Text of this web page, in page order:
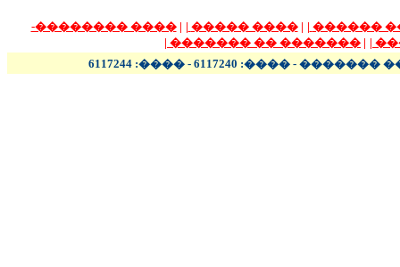
�����
|
|
���� �����
|
|
���� ��������-
|
|
������� �� �������
|
����� - ���� - ��������